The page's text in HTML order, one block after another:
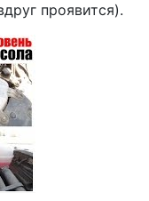
проявится).